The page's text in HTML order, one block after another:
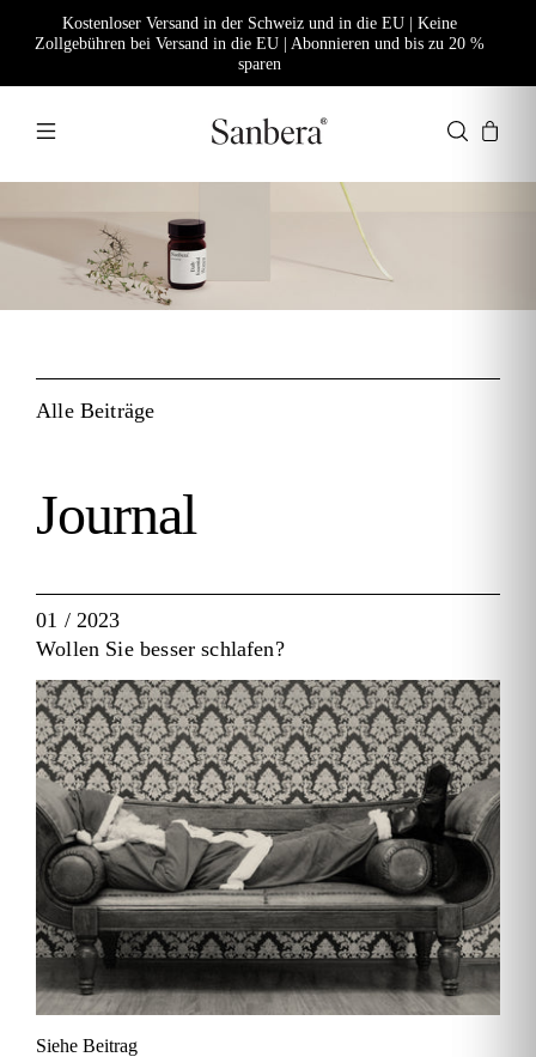
Kostenloser Versand in der Schweiz und in die EU | Keine
Zollgebühren bei Versand in die EU | Abonnieren und bis zu 20 %
sparen
Alle Beiträge
Journal
01 / 2023
Wollen Sie besser schlafen?
Siehe Beitrag